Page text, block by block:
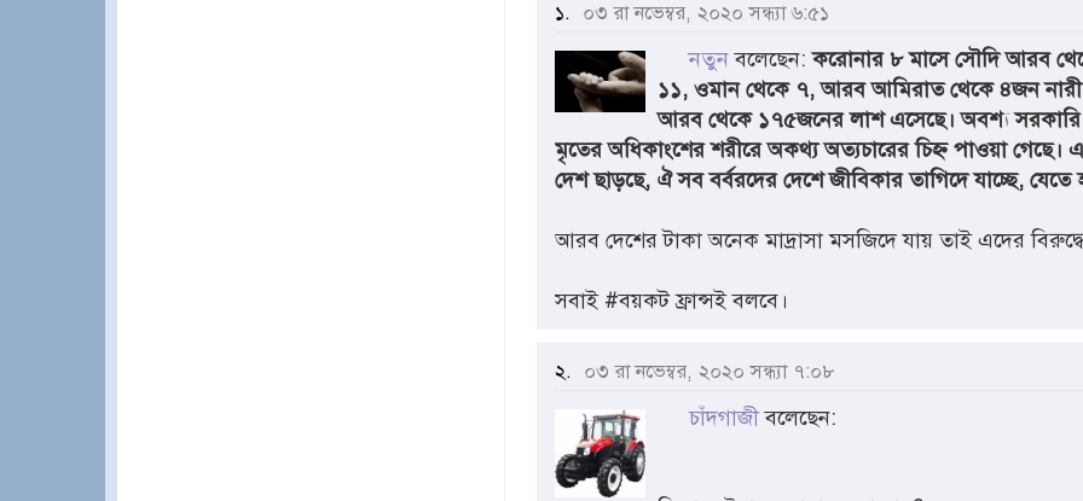
১. ০৩ রা নভেম্বর, ২০২০ সন্ধ্যা ৬:৫১
নতুনবলেছেন:করোনার ৮ মাসে সৌদি আরব
১১, ওমান থেকে ৭, আরব আমিরাত থেকে ৪জন নারী
আরব থেকে ১৭৫জনের লাশ এসেছে। অবশ্য সরকারি
মৃতের অধিকাংশের শরীরে অকথ্য অত্যচারের চিহ্ন পাওয়া
দেশ ছাড়ছে, ঐ সব বর্বরদের দেশে জীবিকার তাগিদে যাচ্ছে, যেতে
আরব দেশের টাকা অনেক মাদ্রাসা মসজিদে যায় তাই এদের
সবাই #বয়কট ফ্রান্সই বলবে।
২. ০৩ রা নভেম্বর, ২০২০ সন্ধ্যা ৭:০৮
চাঁদগাজীবলেছেন: